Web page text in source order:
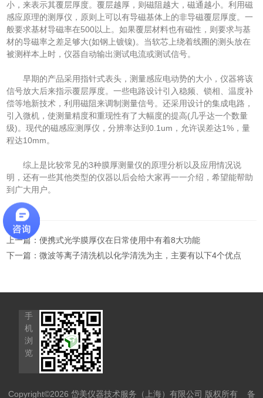
小，来表示其覆层厚度。覆层越厚，则磁阻越大，磁通越小。利用磁
感应原理的测厚仪，原则上可以有导磁基体上的非导磁覆层厚度。一
般要求基材导磁率在500以上。如果覆层材料也有磁性，则要求与基
材的导磁率之差足够大(如钢上镀镍)。当软芯上绕着线圈的测头放在
被测样本上时，仪器自动输出测试电流或测试信号。
早期的产品采用指针式表头，测量感应电动势的大小，仪器将该
信号放大后来指示覆层厚度。一些电路设计引入稳频、锁相、温度补
偿等地新技术，利用磁阻来调制测量信号。还采用设计的集成电路，
引入微机，使测量精度和重现性有了大幅度的提高(几乎达一个数量
级)。现代的磁感应测厚仪，分辨率达到0.1um，允许误差达1%，量
程达10mm。
综上是比较常见的3种膜厚测量仪的原理分析以及应用情况说
明，还有一些其他类型的仪器以后会给大家再一一介绍，希望能帮助
到广大用户。
上一篇：便携式光学膜厚仪在日常使用中有着8大功能
下一篇：微波等离子清洗机以化学清洗为主，主要有以下4个优点
手
机
浏
览
Copyright©2026 岱美仪器技术服务（上海）有限公司 版权所有 备